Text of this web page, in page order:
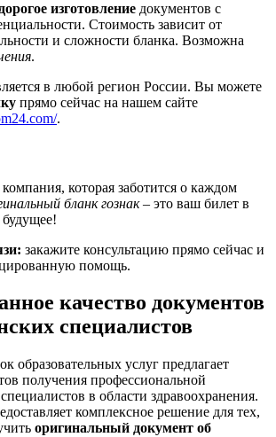
изготовление документов с
Стоимость зависит от
и сложности бланка. Возможна
.
в любой регион России. Вы можете
прямо сейчас на нашем сайте
.
которая заботится о каждом
бланк гознак– это ваш билет в
закажите консультацию прямо сейчас и
помощь.
качество документов
специалистов
образовательных услуг предлагает
получения профессиональной
в области здравоохранения.
комплексное решение для тех,
оригинальный документ об